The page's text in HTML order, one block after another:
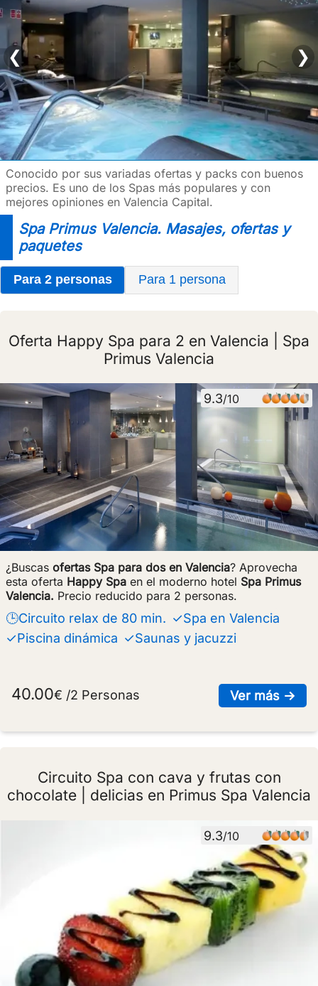
❮ ❯
Conocido por sus variadas ofertas y packs con buenos
precios. Es uno de los Spas más populares y con
mejores opiniones en Valencia Capital.
Spa Primus Valencia. Masajes, ofertas y
paquetes
Para 2 personas Para 1 persona
Oferta Happy Spa para 2 en Valencia | Spa
Primus Valencia
9.3/10
¿Buscas ofertas Spa para dos en Valencia? Aprovecha
esta oferta Happy Spa en el moderno hotel Spa Primus
Valencia. Precio reducido para 2 personas.
🕒Circuito relax de 80 min. ✓Spa en Valencia
✓Piscina dinámica ✓Saunas y jacuzzi
Ver más →
40.00€ /2 Personas
Circuito Spa con cava y frutas con
chocolate | delicias en Primus Spa Valencia
9.3/10